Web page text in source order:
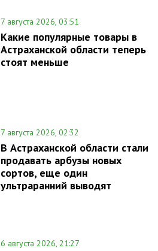
7 августа 2026, 03:51
Какие популярные товары в
Астраханской области теперь
стоят меньше
7 августа 2026, 02:32
В Астраханской области стали
продавать арбузы новых
сортов, еще один
ультраранний выводят
6 августа 2026, 21:27